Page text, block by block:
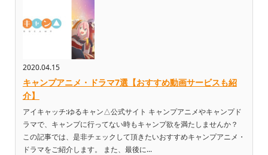
2020.04.15
キャンプアニメ・ドラマ7選【おすすめ動画サービスも紹
介】
アイキャッチ:ゆるキャン△公式サイト キャンプアニメやキャンプド
ラマで、キャンプに行ってない時もキャンプ欲を満たしませんか？
この記事では、是非チェックして頂きたいおすすめキャンプアニメ・
ドラマをご紹介します。 また、最後に...